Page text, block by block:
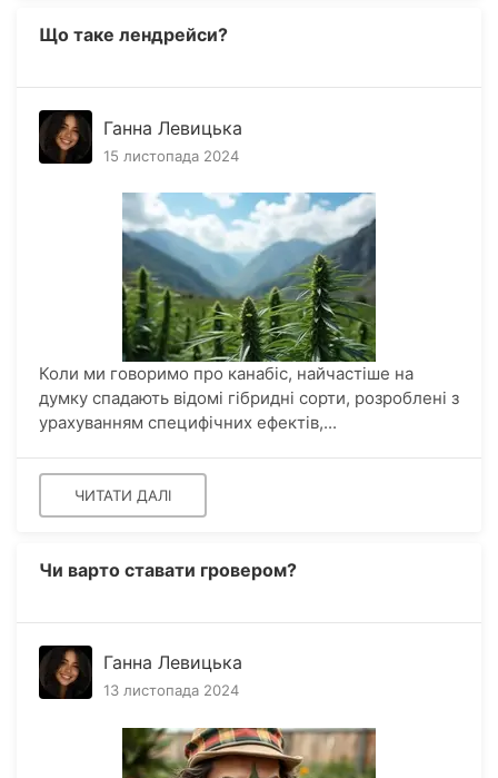
Що таке лендрейси?
Ганна Левицька
15 листопада 2024
Коли ми говоримо про канабіс, найчастіше на
думку спадають відомі гібридні сорти, розроблені з
урахуванням специфічних ефектів,...
ЧИТАТИ ДАЛІ
Чи варто ставати гровером?
Ганна Левицька
13 листопада 2024